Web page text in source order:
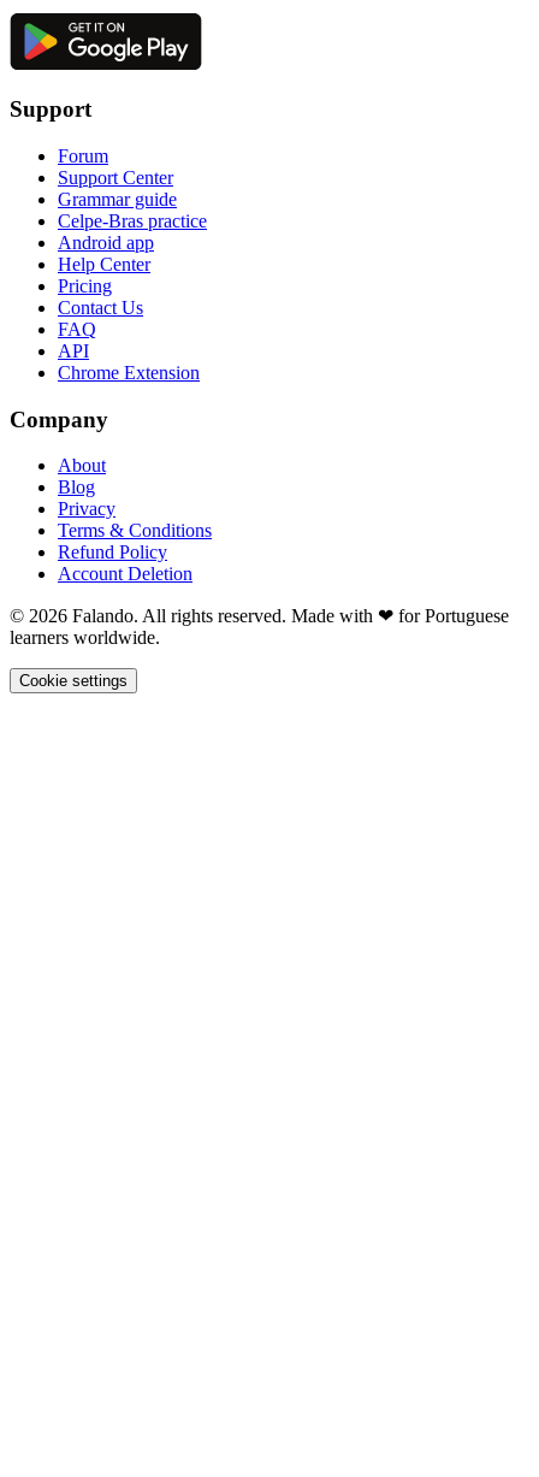
Support
Forum
Support Center
Grammar guide
Celpe-Bras practice
Android app
Help Center
Pricing
Contact Us
FAQ
API
Chrome Extension
Company
About
Blog
Privacy
Terms & Conditions
Refund Policy
Account Deletion
© 2026 Falando. All rights reserved. Made with ❤ for Portuguese
learners worldwide.
Cookie settings